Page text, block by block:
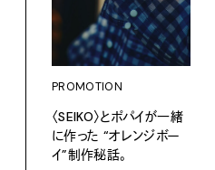
PROMOTION
〈SEIKO〉とポパイが一緒
に作った “オレンジボー
イ”制作秘話。